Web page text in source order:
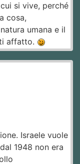
si vive, perché
cosa,
umana e il
affatto.
Israele vuole
1948 non era